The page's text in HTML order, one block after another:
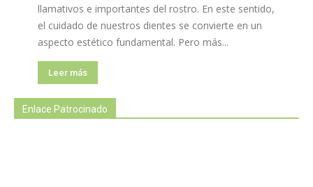
llamativos e importantes del rostro. En este sentido,
el cuidado de nuestros dientes se convierte en un
aspecto estético fundamental. Pero más...
Leer más
Enlace Patrocinado